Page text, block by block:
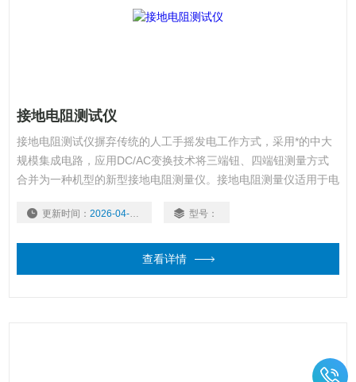
接地电阻测试仪
接地电阻测试仪摒弃传统的人工手摇发电工作方式，采用*的中大
规模集成电路，应用DC/AC变换技术将三端钮、四端钮测量方式
合并为一种机型的新型接地电阻测量仪。接地电阻测量仪适用于电
测量低电阻的导体电阻值；本表还可测量土壤电阻率及地电压。
更新时间： 2026-04-09 型号：
查看详情